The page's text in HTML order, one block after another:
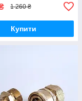
1 260 ₴
Купити